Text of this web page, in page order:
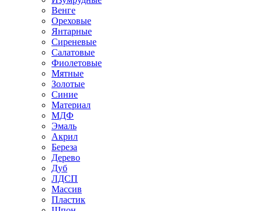
Венге
Ореховые
Янтарные
Сиреневые
Салатовые
Фиолетовые
Мятные
Золотые
Синие
Материал
МДФ
Эмаль
Акрил
Береза
Дерево
Дуб
ЛДСП
Массив
Пластик